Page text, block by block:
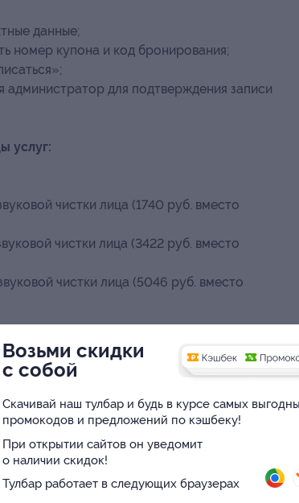
данные;
номер купона и код бронирования;
для подтверждения записи
услуг:
чистки лица (1740 руб. вместо
чистки лица (3422 руб. вместо
чистки лица (5046 руб. вместо
чистки лица (1740 руб. вместо 2900 руб.)
чистки лица (3422 руб. вместо 5800 руб.)
чистки лица (5046 руб. вместо 8700
чистки лица (1740 руб. вместо
чистки лица (3422 руб. вместо
Возьми скидки
с собой
Скачивай наш тулбар и будь в курсе самых
промокодов и предложений по кэшбеку!
При открытии сайтов он уведомит
о наличии скидок!
Тулбар работает в следующих браузерах